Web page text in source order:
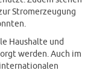
Stromerzeugung
Haushalte und
werden. Auch im